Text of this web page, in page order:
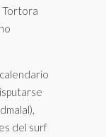
Tortora
del surf